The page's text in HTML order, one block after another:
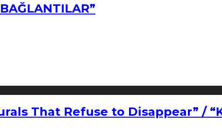
That Refuse to Disappear” /